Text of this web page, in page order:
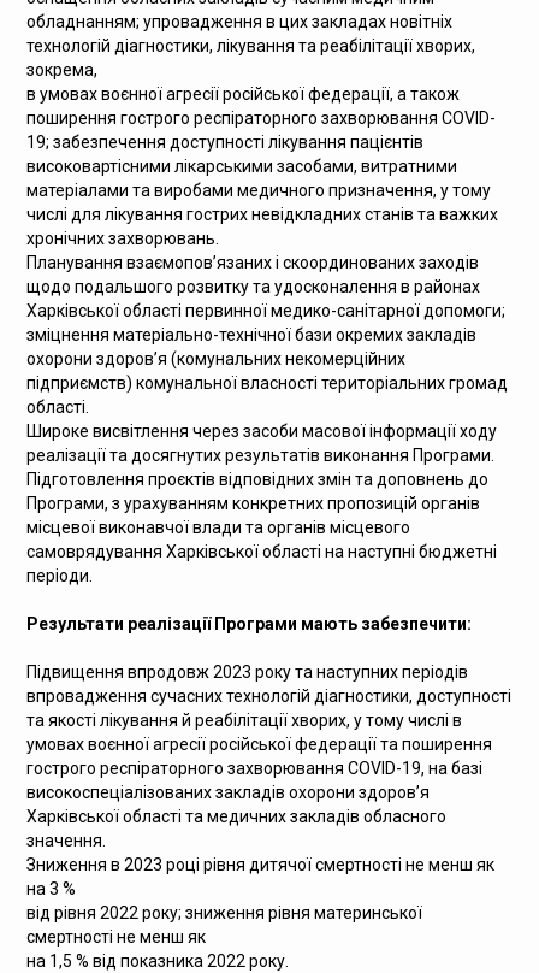
обладнанням; упровадження в цих закладах новітніх
технологій діагностики, лікування та реабілітації хворих,
зокрема,
в умовах воєнної агресії російської федерації, а також
поширення гострого респіраторного захворювання COVID-
19; забезпечення доступності лікування пацієнтів
високовартісними лікарськими засобами, витратними
матеріалами та виробами медичного призначення, у тому
числі для лікування гострих невідкладних станів та важких
хронічних захворювань.
Планування взаємопов’язаних і скоординованих заходів
щодо подальшого розвитку та удосконалення в районах
Харківської області первинної медико-санітарної допомоги;
зміцнення матеріально-технічної бази окремих закладів
охорони здоров’я (комунальних некомерційних
підприємств) комунальної власності територіальних громад
області.
Широке висвітлення через засоби масової інформації ходу
реалізації та досягнутих результатів виконання Програми.
Підготовлення проєктів відповідних змін та доповнень до
Програми, з урахуванням конкретних пропозицій органів
місцевої виконавчої влади та органів місцевого
самоврядування Харківської області на наступні бюджетні
періоди.
Результати реалізації Програми мають забезпечити:
Підвищення впродовж 2023 року та наступних періодів
впровадження сучасних технологій діагностики, доступності
та якості лікування й реабілітації хворих, у тому числі в
умовах воєнної агресії російської федерації та поширення
гострого респіраторного захворювання COVID-19, на базі
високоспеціалізованих закладів охорони здоров’я
Харківської області та медичних закладів обласного
значення.
Зниження в 2023 році рівня дитячої смертності не менш як
на 3 %
від рівня 2022 року; зниження рівня материнської
смертності не менш як
на 1,5 % від показника 2022 року.